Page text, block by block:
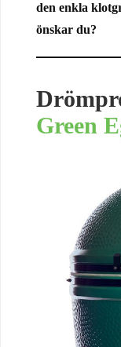
den enkla
önskar du?
Green